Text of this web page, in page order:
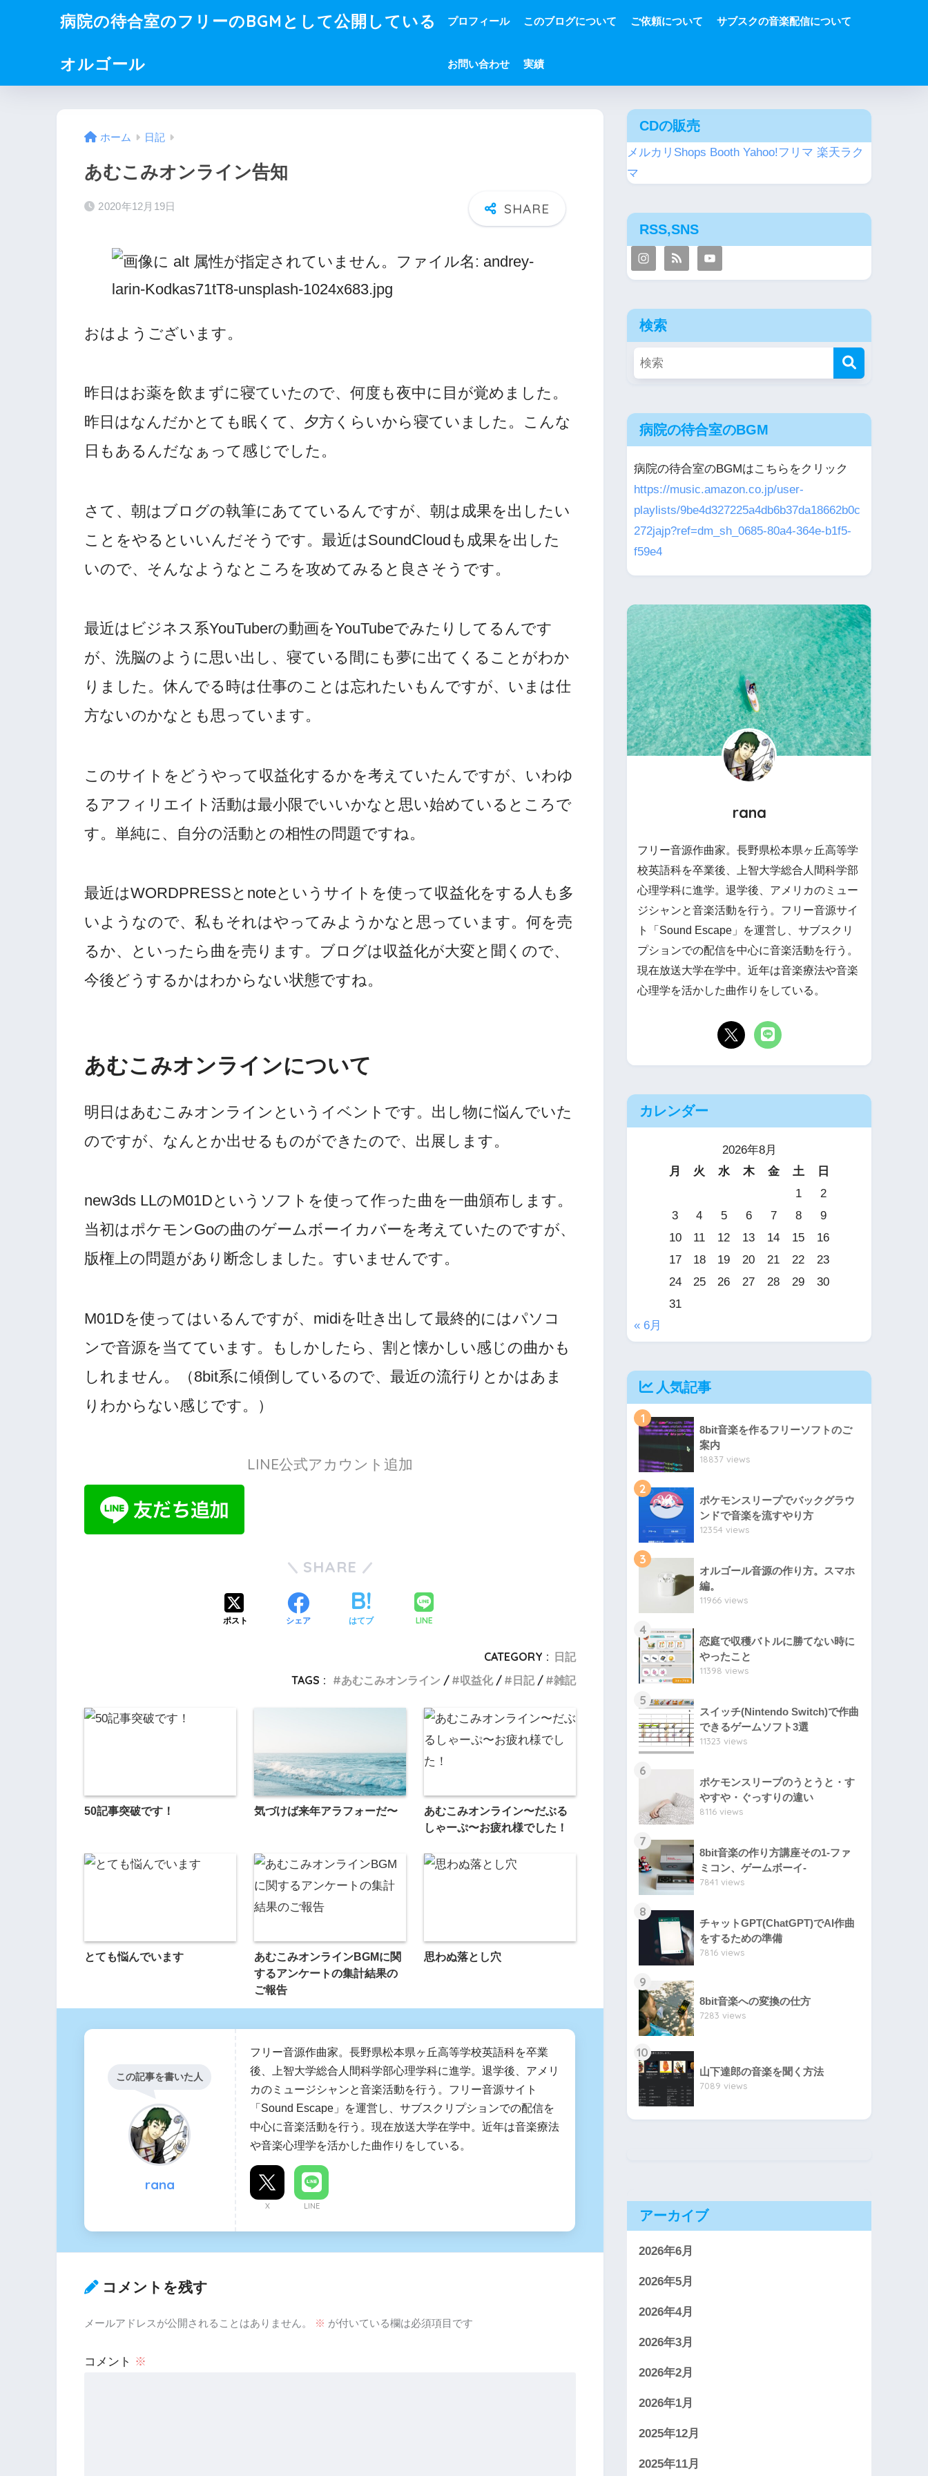
病院の待合室のフリーのBGMとして公開している
オルゴール
プロフィール このブログについて ご依頼について サブスクの音楽配信について
お問い合わせ 実績
ホーム 日記
あむこみオンライン告知
2020年12月19日
おはようございます。
昨日はお薬を飲まずに寝ていたので、何度も夜中に目が覚めました。
昨日はなんだかとても眠くて、夕方くらいから寝ていました。こんな
日もあるんだなぁって感じでした。
さて、朝はブログの執筆にあてているんですが、朝は成果を出したい
ことをやるといいんだそうです。最近はSoundCloudも成果を出した
いので、そんなようなところを攻めてみると良さそうです。
最近はビジネス系YouTuberの動画をYouTubeでみたりしてるんです
が、洗脳のように思い出し、寝ている間にも夢に出てくることがわか
りました。休んでる時は仕事のことは忘れたいもんですが、いまは仕
方ないのかなとも思っています。
このサイトをどうやって収益化するかを考えていたんですが、いわゆ
るアフィリエイト活動は最小限でいいかなと思い始めているところで
す。単純に、自分の活動との相性の問題ですね。
最近はWORDPRESSとnoteというサイトを使って収益化をする人も多
いようなので、私もそれはやってみようかなと思っています。何を売
るか、といったら曲を売ります。ブログは収益化が大変と聞くので、
今後どうするかはわからない状態ですね。
あむこみオンラインについて
明日はあむこみオンラインというイベントです。出し物に悩んでいた
のですが、なんとか出せるものができたので、出展します。
new3ds LLのM01Dというソフトを使って作った曲を一曲頒布します。
当初はポケモンGoの曲のゲームボーイカバーを考えていたのですが、
版権上の問題があり断念しました。すいませんです。
M01Dを使ってはいるんですが、midiを吐き出して最終的にはパソコ
ンで音源を当てています。もしかしたら、割と懐かしい感じの曲かも
しれません。（8bit系に傾倒しているので、最近の流行りとかはあま
りわからない感じです。）
LINE公式アカウント追加
SHARE
ポスト シェア はてブ LINE
CATEGORY : 日記
TAGS :
あむこみオンライン 収益化 日記 雑記
50記事突破です！ 気づけば来年アラフォーだ〜
あむこみオンライン〜だぶる
しゃーぷ〜お疲れ様でした！
とても悩んでいます
あむこみオンラインBGMに関
するアンケートの集計結果の
ご報告
思わぬ落とし穴
この記事を書いた人
rana
フリー音源作曲家。長野県松本県ヶ丘高等学校英語科を卒業
後、上智大学総合人間科学部心理学科に進学。退学後、アメリ
カのミュージシャンと音楽活動を行う。フリー音源サイト
「Sound Escape」を運営し、サブスクリプションでの配信を
中心に音楽活動を行う。現在放送大学在学中。近年は音楽療法
や音楽心理学を活かした曲作りをしている。
X LINE
コメントを残す
メールアドレスが公開されることはありません。 ※ が付いている欄は必須項目です
コメント ※
CDの販売
メルカリShops Booth Yahoo!フリマ 楽天ラク
マ
RSS,SNS
検索
病院の待合室のBGM
病院の待合室のBGMはこちらをクリック
https://music.amazon.co.jp/user-
playlists/9be4d327225a4db6b37da18662b0c
272jajp?ref=dm_sh_0685-80a4-364e-b1f5-
f59e4
rana
フリー音源作曲家。長野県松本県ヶ丘高等学
校英語科を卒業後、上智大学総合人間科学部
心理学科に進学。退学後、アメリカのミュー
ジシャンと音楽活動を行う。フリー音源サイ
ト「Sound Escape」を運営し、サブスクリ
プションでの配信を中心に音楽活動を行う。
現在放送大学在学中。近年は音楽療法や音楽
心理学を活かした曲作りをしている。
カレンダー
2026年8月
月
火 水 木 金 土
日
1
2
3
4 5 6 7 8
9
10
11 12 13 14 15
16
17
18 19 20 21 22
23
24
25 26 27 28 29
30
31
« 6月
人気記事
1
8bit音楽を作るフリーソフトのご
案内
18837 views
2
ポケモンスリープでバックグラウ
ンドで音楽を流すやり方
12354 views
3
オルゴール音源の作り方。スマホ
編。
11966 views
4
恋庭で収穫バトルに勝てない時に
やったこと
11398 views
5
スイッチ(Nintendo Switch)で作曲
できるゲームソフト3選
11323 views
6
ポケモンスリープのうとうと・す
やすや・ぐっすりの違い
8116 views
7
8bit音楽の作り方講座その1-ファ
ミコン、ゲームボーイ-
7841 views
8
チャットGPT(ChatGPT)でAI作曲
をするための準備
7816 views
9
8bit音楽への変換の仕方
7283 views
10
山下達郎の音楽を聞く方法
7089 views
アーカイブ
2026年6月
2026年5月
2026年4月
2026年3月
2026年2月
2026年1月
2025年12月
2025年11月